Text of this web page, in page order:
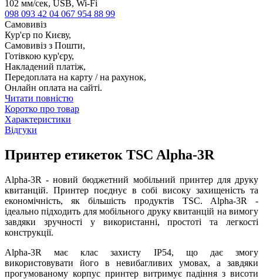
102 мм/сек, USB, Wi-Fi
098 093 42 04 067 954 88 99
Самовивіз
Кур'єр по Києву,
Самовивіз з Пошти,
Готівкою кур'єру,
Накладений платіж,
Передоплата на карту / на рахунок,
Онлайн оплата на сайті.
Читати повністю
Коротко про товар
Характеристики
Відгуки
Принтер етикеток TSC Alpha-3R
Alpha-3R - новий бюджетний мобільний принтер для друку
квитанцій. Принтер поєднує в собі високу захищеність та
економічність, як більшість продуктів TSC. Alpha-3R -
ідеально підходить для мобільного друку квитанцій на вимогу
завдяки зручності у використанні, простоті та легкості
конструкції.
Alpha-3R має клас захисту IP54, що дає змогу
використовувати його в невибагливих умовах, а завдяки
прогумованому корпус принтер витримує падіння з висоти